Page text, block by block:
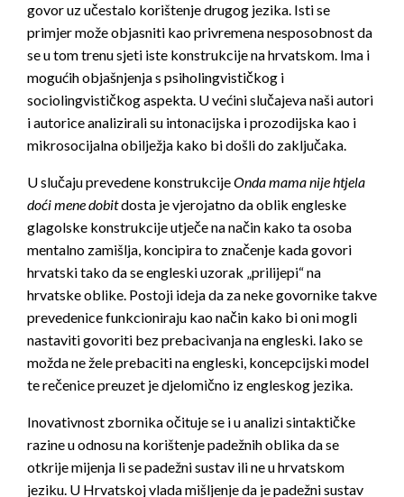
govor uz učestalo korištenje drugog jezika. Isti se
primjer može objasniti kao privremena nesposobnost da
se u tom trenu sjeti iste konstrukcije na hrvatskom. Ima i
mogućih objašnjenja s psiholingvističkog i
sociolingvističkog aspekta. U većini slučajeva naši autori
i autorice analizirali su intonacijska i prozodijska kao i
mikrosocijalna obilježja kako bi došli do zaključaka.
U slučaju prevedene konstrukcijeOnda mama nije htjela
doći mene dobitdosta je vjerojatno da oblik engleske
glagolske konstrukcije utječe na način kako ta osoba
mentalno zamišlja, koncipira to značenje kada govori
hrvatski tako da se engleski uzorak „prilijepi“ na
hrvatske oblike. Postoji ideja da za neke govornike takve
prevedenice funkcioniraju kao način kako bi oni mogli
nastaviti govoriti bez prebacivanja na engleski. Iako se
možda ne žele prebaciti na engleski, koncepcijski model
te rečenice preuzet je djelomično iz engleskog jezika.
Inovativnost zbornika očituje se i u analizi sintaktičke
razine u odnosu na korištenje padežnih oblika da se
otkrije mijenja li se padežni sustav ili ne u hrvatskom
jeziku. U Hrvatskoj vlada mišljenje da je padežni sustav